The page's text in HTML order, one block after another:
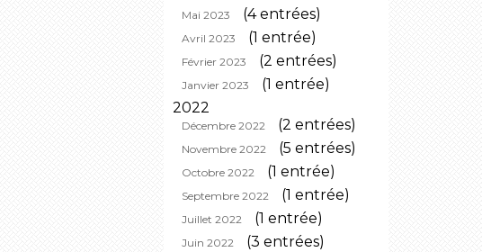
Mai 2023 (4 entrées)
Avril 2023 (1 entrée)
Février 2023 (2 entrées)
Janvier 2023
(1 entrée)
2022
Décembre 2022 (2 entrées)
Novembre 2022 (5 entrées)
Octobre 2022 (1 entrée)
Septembre 2022 (1 entrée)
Juillet 2022 (1 entrée)
Juin 2022 (3 entrées)